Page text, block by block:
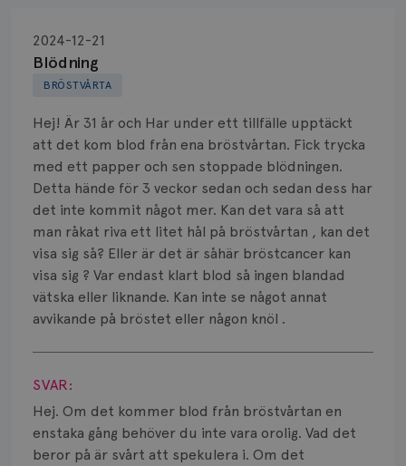
BRÖSTVÅRTA
Blödning
2024-12-21
Hej! Är 31 år och Har under ett tillfälle upptäckt
att det kom blod från ena bröstvårtan. Fick trycka
med ett papper och sen stoppade blödningen.
Detta hände för 3 veckor sedan och sedan dess har
det inte kommit något mer. Kan det vara så att
man råkat riva ett litet hål på bröstvårtan , kan det
visa sig så? Eller är det är såhär bröstcancer kan
visa sig ? Var endast klart blod så ingen blandad
vätska eller liknande. Kan inte se något annat
avvikande på bröstet eller någon knöl .
Visa svar
SVAR:
Hej. Om det kommer blod från bröstvårtan en
enstaka gång behöver du inte vara orolig. Vad det
beror på är svårt att spekulera i. Om det
Biopsi
Biverkningar
Bröstvårta
Knöl
Läkemedel
Typ av bröstcancer
Smärta
Spridd bröstcancer
Strålning